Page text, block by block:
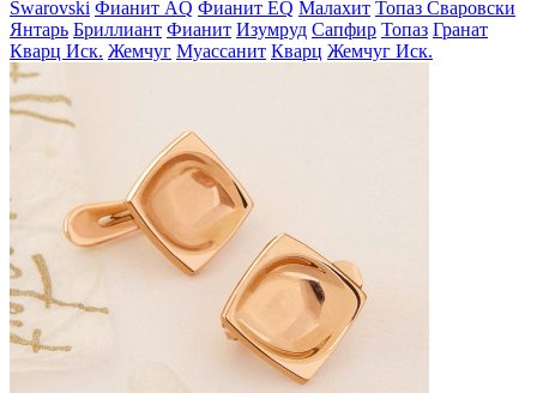
Swarovski Фианит AQ Фианит EQ Малахит Топаз Сваровски
Янтарь Бриллиант Фианит Изумруд Сапфир Топаз Гранат
Кварц Иск. Жемчуг Муассанит Кварц Жемчуг Иск.